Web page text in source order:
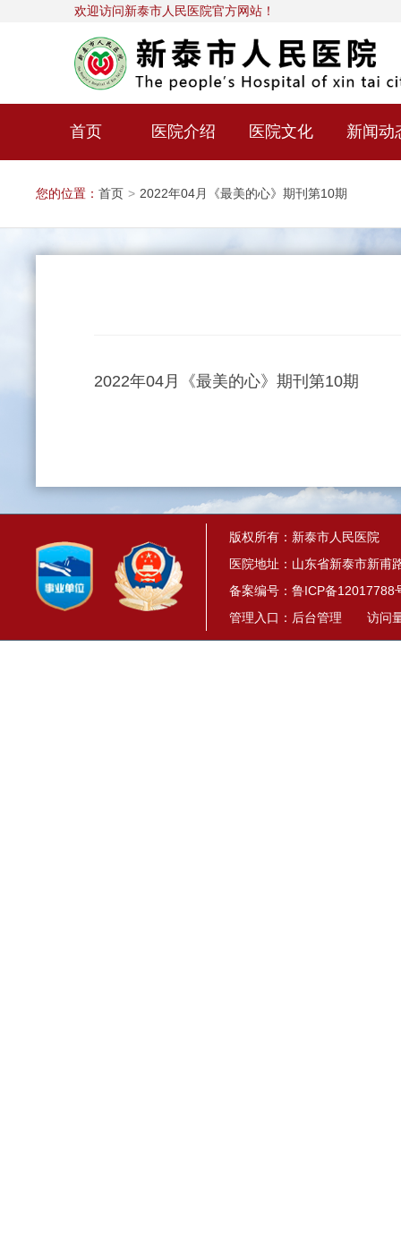
欢迎访问新泰市人民医院官方网站！
首页 医院介绍 医院文化 新闻动
您的位置： 首页 > 2022年04月《最美的心》期刊第10期
2022年04月《最美的心》期刊第10期
版权所有：新泰市人民医院
医院地址：山东省新泰市新甫
备案编号： 鲁ICP备12017788
管理入口： 后台管理 访问量